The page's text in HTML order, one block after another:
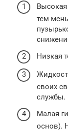
тем
Низкая
своих
службы.
Малая
основ).